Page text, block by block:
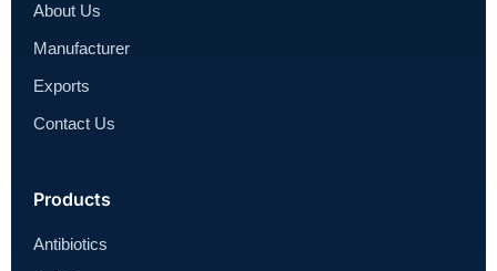
About Us
Manufacturer
Exports
Contact Us
Products
Antibiotics